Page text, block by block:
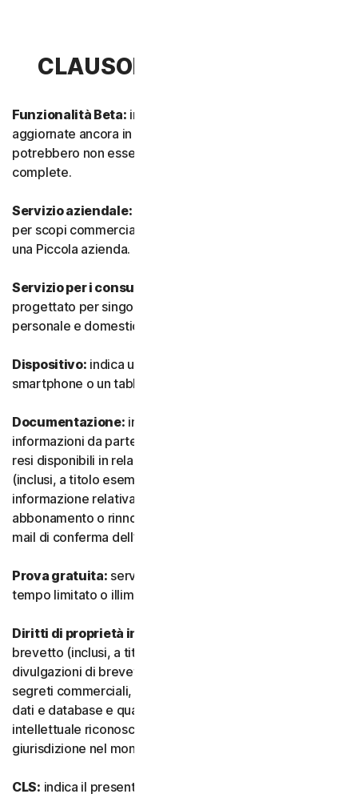
CLAUSOLA 1 - DEFINIZIONI
Funzionalità Beta: indica funzionalità nuove e/o
aggiornate ancora in modalità test. Tali funzionalità
potrebbero non essere ancora completamente attive o
complete.
Servizio aziendale:
per scopi commerciali e destinato all’utilizzo interno in
una Piccola azienda.
Servizio per i consumatori:
progettato per singoli consumatori e destinato all’utilizzo
personale e domestico.
Dispositivo: indica un computer, un laptop, uno
smartphone o un tablet.
Documentazione: indica tutti i documenti e le
informazioni da parte nostra che accompagnano o sono
resi disponibili in relazione al Servizio e/o al Software
(inclusi, a titolo esemplificativo e non esaustivo, qualsiasi
informazione relativa a confezione, acquisto,
abbonamento o rinnovo, come un acquisto, ricevuta o e-
mail di conferma dell’iscrizione o del rinnovo).
Prova gratuita: servizio offerto su base gratuita, a
tempo limitato o illimitato.
Diritti di proprietà intellettuale:
brevetto (inclusi, a titolo esemplificativo, domande e
divulgazioni di brevetti), invenzioni, diritti d’autore,
segreti commerciali, diritti morali, know-how, diritti su
dati e database e qualsiasi altro diritto di proprietà
intellettuale riconosciuto in qualsiasi Paese o
giurisdizione nel mondo.
CLS: indica il presente Contratto di Licenza e Servizi.